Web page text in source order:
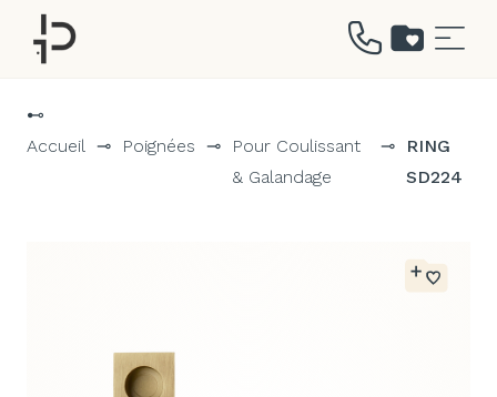
⊷
Accueil ⊸ Poignées ⊸
Pour Coulissant
& Galandage
⊸
RING
SD224